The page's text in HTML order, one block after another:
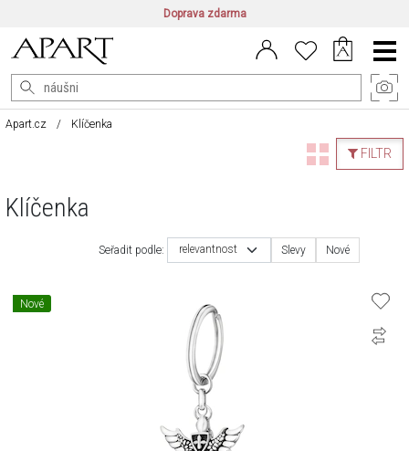
Doprava zdarma
CZ/CZK | EN/EUR PL/PLN
Main
Menu
Apart.cz Klíčenka
FILTR
Klíčenka
Seřadit podle: relevantnost Slevy Nové
Nové